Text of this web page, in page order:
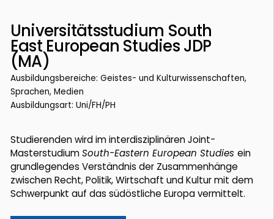
Universitätsstudium South
East European Studies JDP
(MA)
Ausbildungsbereiche: Geistes- und Kulturwissenschaften,
Sprachen, Medien
Ausbildungsart: Uni/FH/PH
Studierenden wird im interdisziplinären Joint-
MasterstudiumSouth-Eastern European Studies ein
grundlegendes Verständnis der Zusammenhänge
zwischen Recht, Politik, Wirtschaft und Kultur mit dem
Schwerpunkt auf das südöstliche Europa vermittelt.